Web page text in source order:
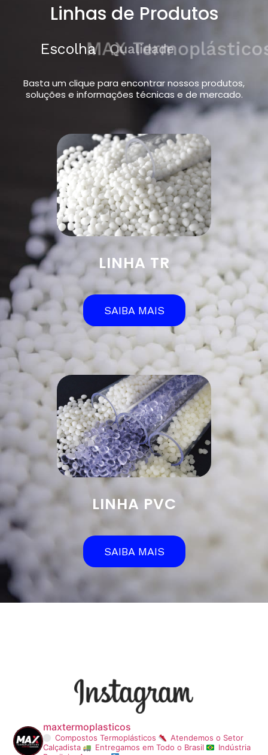
Linhas de Produtos
Escolha MAX Termoplásticos
Basta um clique para encontrar nossos produtos,
soluções e informações técnicas e de mercado.
LINHA TR
SAIBA MAIS
LINHA PVC
SAIBA MAIS
maxtermoplasticos
Compostos Termoplásticos
Atendemos o Setor
Calçadista
Entregamos em Todo o Brasil
Indústria